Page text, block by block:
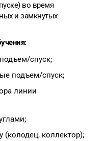
во время
и замкнутых
спуск;
подъем/спуск;
линии
коллектор);